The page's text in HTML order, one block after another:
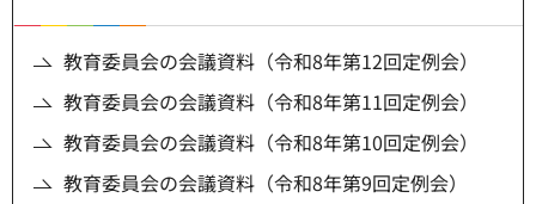
教育委員会の会議資料（令和8年第12回定例会）
教育委員会の会議資料（令和8年第11回定例会）
教育委員会の会議資料（令和8年第10回定例会）
教育委員会の会議資料（令和8年第9回定例会）